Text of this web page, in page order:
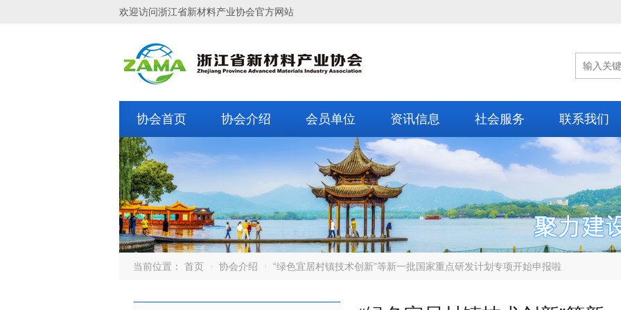
欢迎访问浙江省新材料产业协会官方网站
协会首页 协会介绍 会员单位 资讯信息 社会服务 联系我们
当前位置： 首页 协会介绍 “绿色宜居村镇技术创新”等新一批国家重点研发计划专项开始申报啦